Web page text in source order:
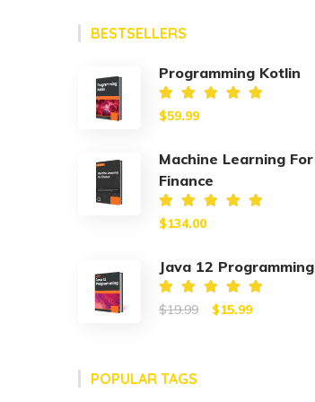
BESTSELLERS
Programming Kotlin
Valorado
en
$59.99
Machine Learning For
Finance
Valorado
en 5.00
$134.00
Java 12 Programming
Valorado
en
5.00
$19.99
Original
$15.99
POPULAR TAGS